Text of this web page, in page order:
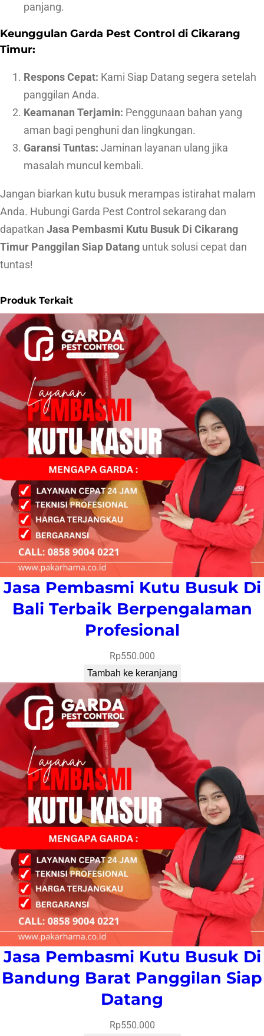
panjang.
Keunggulan Garda Pest Control di Cikarang
Timur:
Respons Cepat: Kami Siap Datang segera setelah
panggilan Anda.
Keamanan Terjamin: Penggunaan bahan yang
aman bagi penghuni dan lingkungan.
Garansi Tuntas: Jaminan layanan ulang jika
masalah muncul kembali.
Jangan biarkan kutu busuk merampas istirahat malam
Anda. Hubungi Garda Pest Control sekarang dan
dapatkan Jasa Pembasmi Kutu Busuk Di Cikarang
Timur Panggilan Siap Datang untuk solusi cepat dan
tuntas!
Produk Terkait
Jasa Pembasmi Kutu Busuk Di
Bali Terbaik Berpengalaman
Profesional
Rp550.000
Tambah ke keranjang
Jasa Pembasmi Kutu Busuk Di
Bandung Barat Panggilan Siap
Datang
Rp550.000